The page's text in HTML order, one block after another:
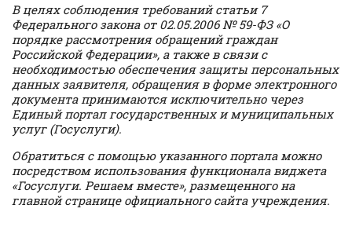
В целях соблюдения требований статьи 7
Федерального закона от 02.05.2006 № 59-ФЗ «О
порядке рассмотрения обращений граждан
Российской Федерации», а также в связи с
необходимостью обеспечения защиты персональных
данных заявителя, обращения в форме электронного
документа принимаются исключительно через
Единый портал государственных и муниципальных
услуг (Госуслуги).
Обратиться с помощью указанного портала можно
посредством использования функционала виджета
«Госуслуги. Решаем вместе», размещенного на
главной странице официального сайта учреждения.